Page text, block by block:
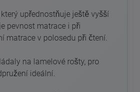
upřednostňuje ještě vyšší
pevnost matrace i při
matrace v polosedu při čtení.
na lamelové rošty, pro
ideální.